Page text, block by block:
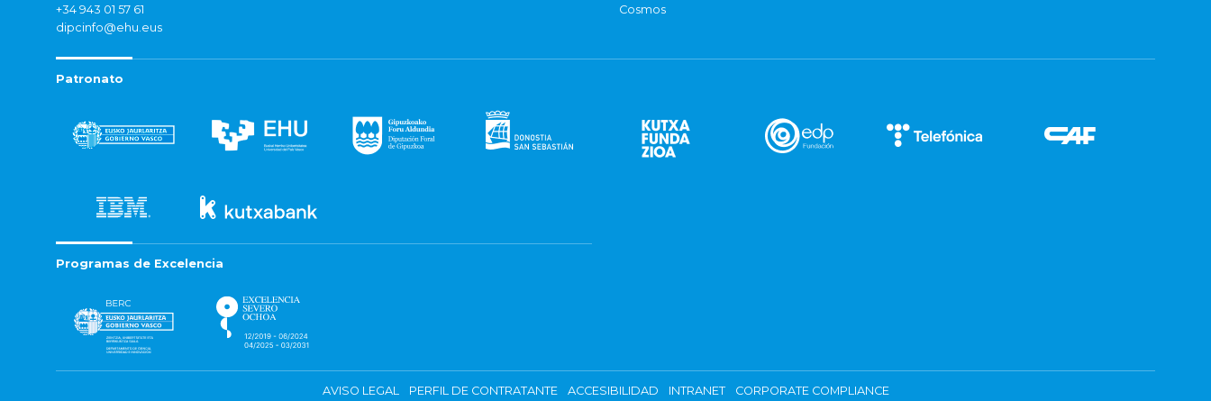
+34 943 01 57 61
dipcinfo@ehu.eus
Cosmos
Patronato
Programas de Excelencia
AVISO LEGAL PERFIL DE CONTRATANTE ACCESIBILIDAD INTRANET CORPORATE COMPLIANCE